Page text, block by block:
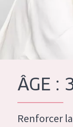
SOLUTIONS
TOUS
Conseils Beauté
French
ÂGE :
Renforcer